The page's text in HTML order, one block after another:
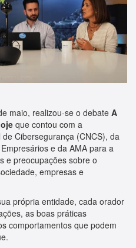
maio, realizou-se o debate A
que contou com a
Cibersegurança (CNCS), da
e da AMA para a
e preocupações sobre o
empresas e
própria entidade, cada orador
as boas práticas
comportamentos que podem